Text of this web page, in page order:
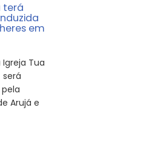
terá
em
Tua
será
Arujá e